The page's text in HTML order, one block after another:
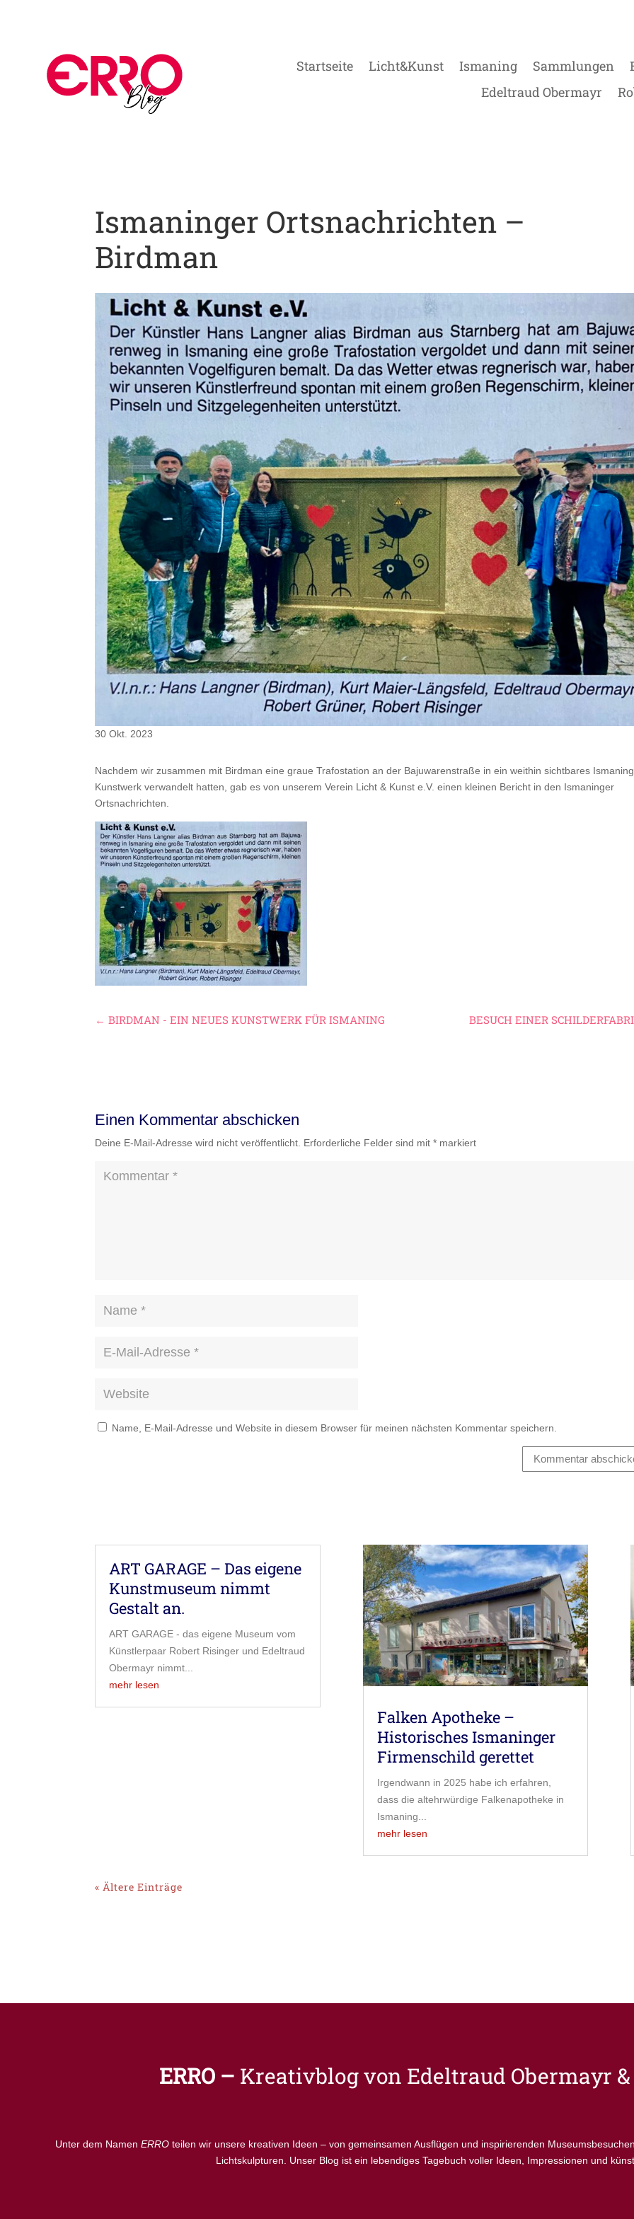
Startseite Licht&Kunst Ismaning Sammlungen
Edeltraud Obermayr
Ismaninger Ortsnachrichten –
Birdman
30 Okt. 2023
Nachdem wir zusammen mit Birdman eine graue Trafostation an der Bajuwarenstraße in ein weithin sichtbares
Kunstwerk verwandelt hatten, gab es von unserem Verein Licht & Kunst e.V. einen kleinen Bericht in den Ismaninger
Ortsnachrichten.
←BIRDMAN - EIN NEUES KUNSTWERK FÜR ISMANING BESUCH EINER
Einen Kommentar abschicken
Deine E-Mail-Adresse wird nicht veröffentlicht. Erforderliche Felder sind mit* markiert
Name, E-Mail-Adresse und Website in diesem Browser für meinen nächsten Kommentar speichern.
Kommentar
ART GARAGE – Das eigene
Kunstmuseum nimmt
Gestalt an.
ART GARAGE - das eigene Museum vom
Künstlerpaar Robert Risinger und Edeltraud
Obermayr nimmt...
mehr lesen
Falken Apotheke –
Historisches Ismaninger
Firmenschild gerettet
Irgendwann in 2025 habe ich erfahren,
dass die altehrwürdige Falkenapotheke in
Ismaning...
mehr lesen
« Ältere Einträge
ERRO – Kreativblog von Edeltraud Obermayr
Unter dem Namen ERRO teilen wir unsere kreativen Ideen – von gemeinsamen Ausflügen und inspirierenden
Lichtskulpturen. Unser Blog ist ein lebendiges Tagebuch voller Ideen, Impressionen und